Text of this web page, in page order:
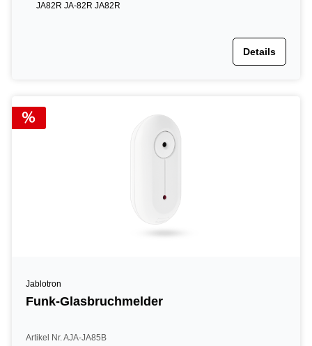
JA82R JA-82R JA82R
Details
Jablotron
Funk-Glasbruchmelder
Artikel Nr. AJA-JA85B